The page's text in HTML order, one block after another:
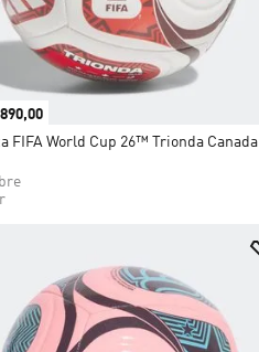
,00
FIFA World Cup 26™ Trionda Canada